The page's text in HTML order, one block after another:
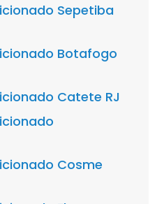
Sepetiba
Botafogo
Catete RJ
Cosme